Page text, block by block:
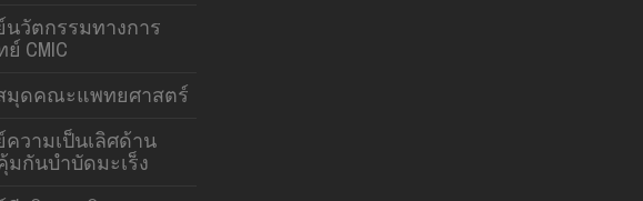
นวัตกรรมทางการ
CMIC
มุดคณะแพทยศาสตร์
วามเป็นเลิศด้าน
มกันบำบัดมะเร็ง